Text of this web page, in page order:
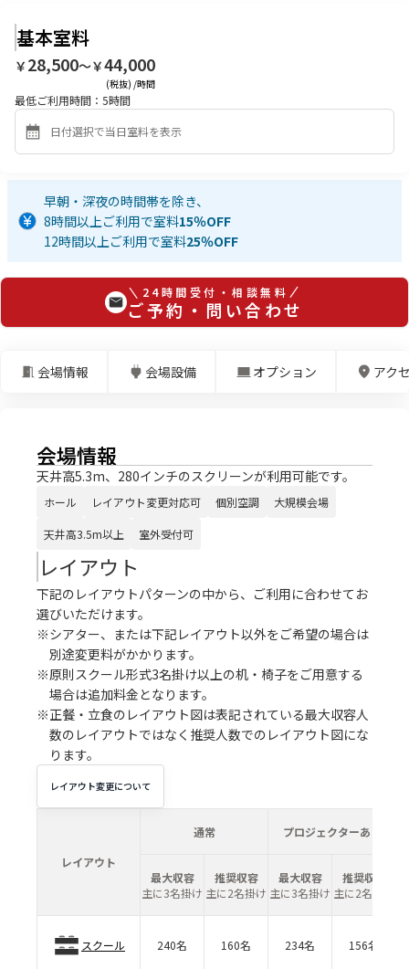
基本室料
￥ 28,500〜￥44,000
(税抜) /時間
最低ご利用時間： 5時間
早朝・深夜の時間帯を除き、
8時間以上ご利用で室料15％OFF
12時間以上ご利用で室料25％OFF
24時間受付・相談無料
ご予約・問い合わせ
会場情報 会場設備 オプション アク
会場情報
天井高5.3m、280インチのスクリーンが利用可能です。
ホール レイアウト変更対応可 個別空調 大規模会場
天井高3.5m以上 室外受付可
レイアウト
下記のレイアウトパターンの中から、ご利用に合わせてお
選びいただけます。
※シアター、または下記レイアウト以外をご希望の場合は
別途変更料がかかります。
※原則スクール形式3名掛け以上の机・椅子をご用意する
場合は追加料金となります。
※正餐・立食のレイアウト図は表記されている最大収容人
数のレイアウトではなく推奨人数でのレイアウト図にな
ります。
レイアウト変更について
レイアウト
通常 プロジェクターあり
最大収容
主に3名掛け
推奨収容
主に2名掛け
最大収容
主に3名掛け
推奨収容
主に2名掛け
スクール 240名 160名 234名 156名